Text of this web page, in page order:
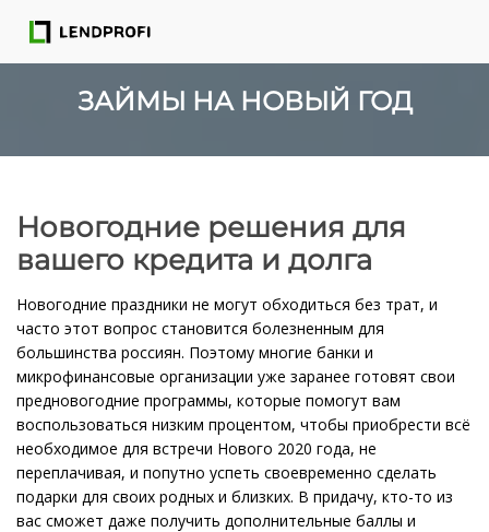
ЗАЙМЫ НА НОВЫЙ ГОД
Новогодние решения для
вашего кредита и долга
Новогодние праздники не могут обходиться без трат, и
часто этот вопрос становится болезненным для
большинства россиян. Поэтому многие банки и
микрофинансовые организации уже заранее готовят свои
предновогодние программы, которые помогут вам
воспользоваться низким процентом, чтобы приобрести всё
необходимое для встречи Нового 2020 года, не
переплачивая, и попутно успеть своевременно сделать
подарки для своих родных и близких. В придачу, кто-то из
вас сможет даже получить дополнительные баллы и